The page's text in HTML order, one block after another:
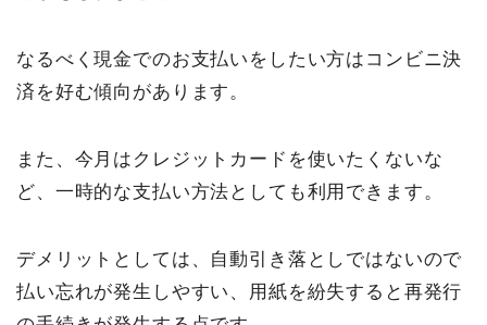
なるべく現金でのお支払いをしたい方はコンビニ決
済を好む傾向があります。
また、今月はクレジットカードを使いたくないな
ど、一時的な支払い方法としても利用できます。
デメリットとしては、自動引き落としではないので
払い忘れが発生しやすい、用紙を紛失すると再発行